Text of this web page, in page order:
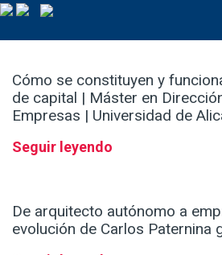
Cómo se constituyen y
de capital | Máster en
Empresas | Universidad de
Seguir leyendo
De arquitecto autónomo a
evolución de Carlos Paternina